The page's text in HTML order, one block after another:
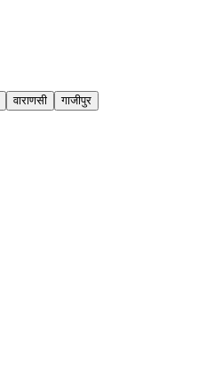
वाराणसी
गाजीपुर